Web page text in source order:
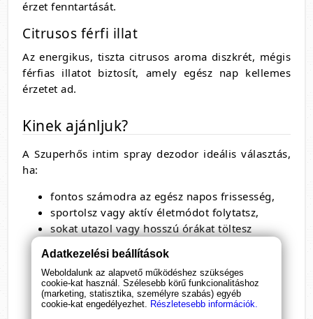
érzet fenntartását.
Citrusos férfi illat
Az energikus, tiszta citrusos aroma diszkrét, mégis
férfias illatot biztosít, amely egész nap kellemes
érzetet ad.
Kinek ajánljuk?
A Szuperhős intim spray dezodor ideális választás,
ha:
fontos számodra az egész napos frissesség,
sportolsz vagy aktív életmódot folytatsz,
sokat utazol vagy hosszú órákat töltesz
nyáron szeretnéd elkerülni a kellemetlen
izzadást,
érzékeny bőrre keresel kíméletes megoldást.
Adatkezelési beállítások
Weboldalunk az alapvető működéshez szükséges
cookie-kat használ. Szélesebb körű funkcionalitáshoz
(marketing, statisztika, személyre szabás) egyéb
cookie-kat engedélyezhet. Részletesebb információk.